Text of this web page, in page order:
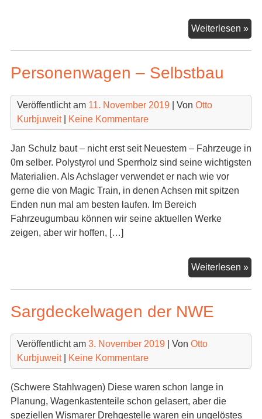
Weiterlesen »
Personenwagen – Selbstbau
Veröffentlicht am 11. November 2019| Von Otto
Kurbjuweit| Keine Kommentare
Jan Schulz baut – nicht erst seit Neuestem – Fahrzeuge in
0m selber. Polystyrol und Sperrholz sind seine wichtigsten
Materialien. Als Achslager verwendet er nach wie vor
gerne die von Magic Train, in denen Achsen mit spitzen
Enden nun mal am besten laufen. Im Bereich
Fahrzeugumbau können wir seine aktuellen Werke
zeigen, aber wir hoffen, […]
Weiterlesen »
–
Sargdeckelwagen der NWE
Veröffentlicht am 3. November 2019| Von Otto
Kurbjuweit| Keine Kommentare
(Schwere Stahlwagen) Diese waren schon lange in
Planung, Wagenkastenteile schon gelasert, aber die
speziellen Wismarer Drehgestelle waren ein ungelöstes